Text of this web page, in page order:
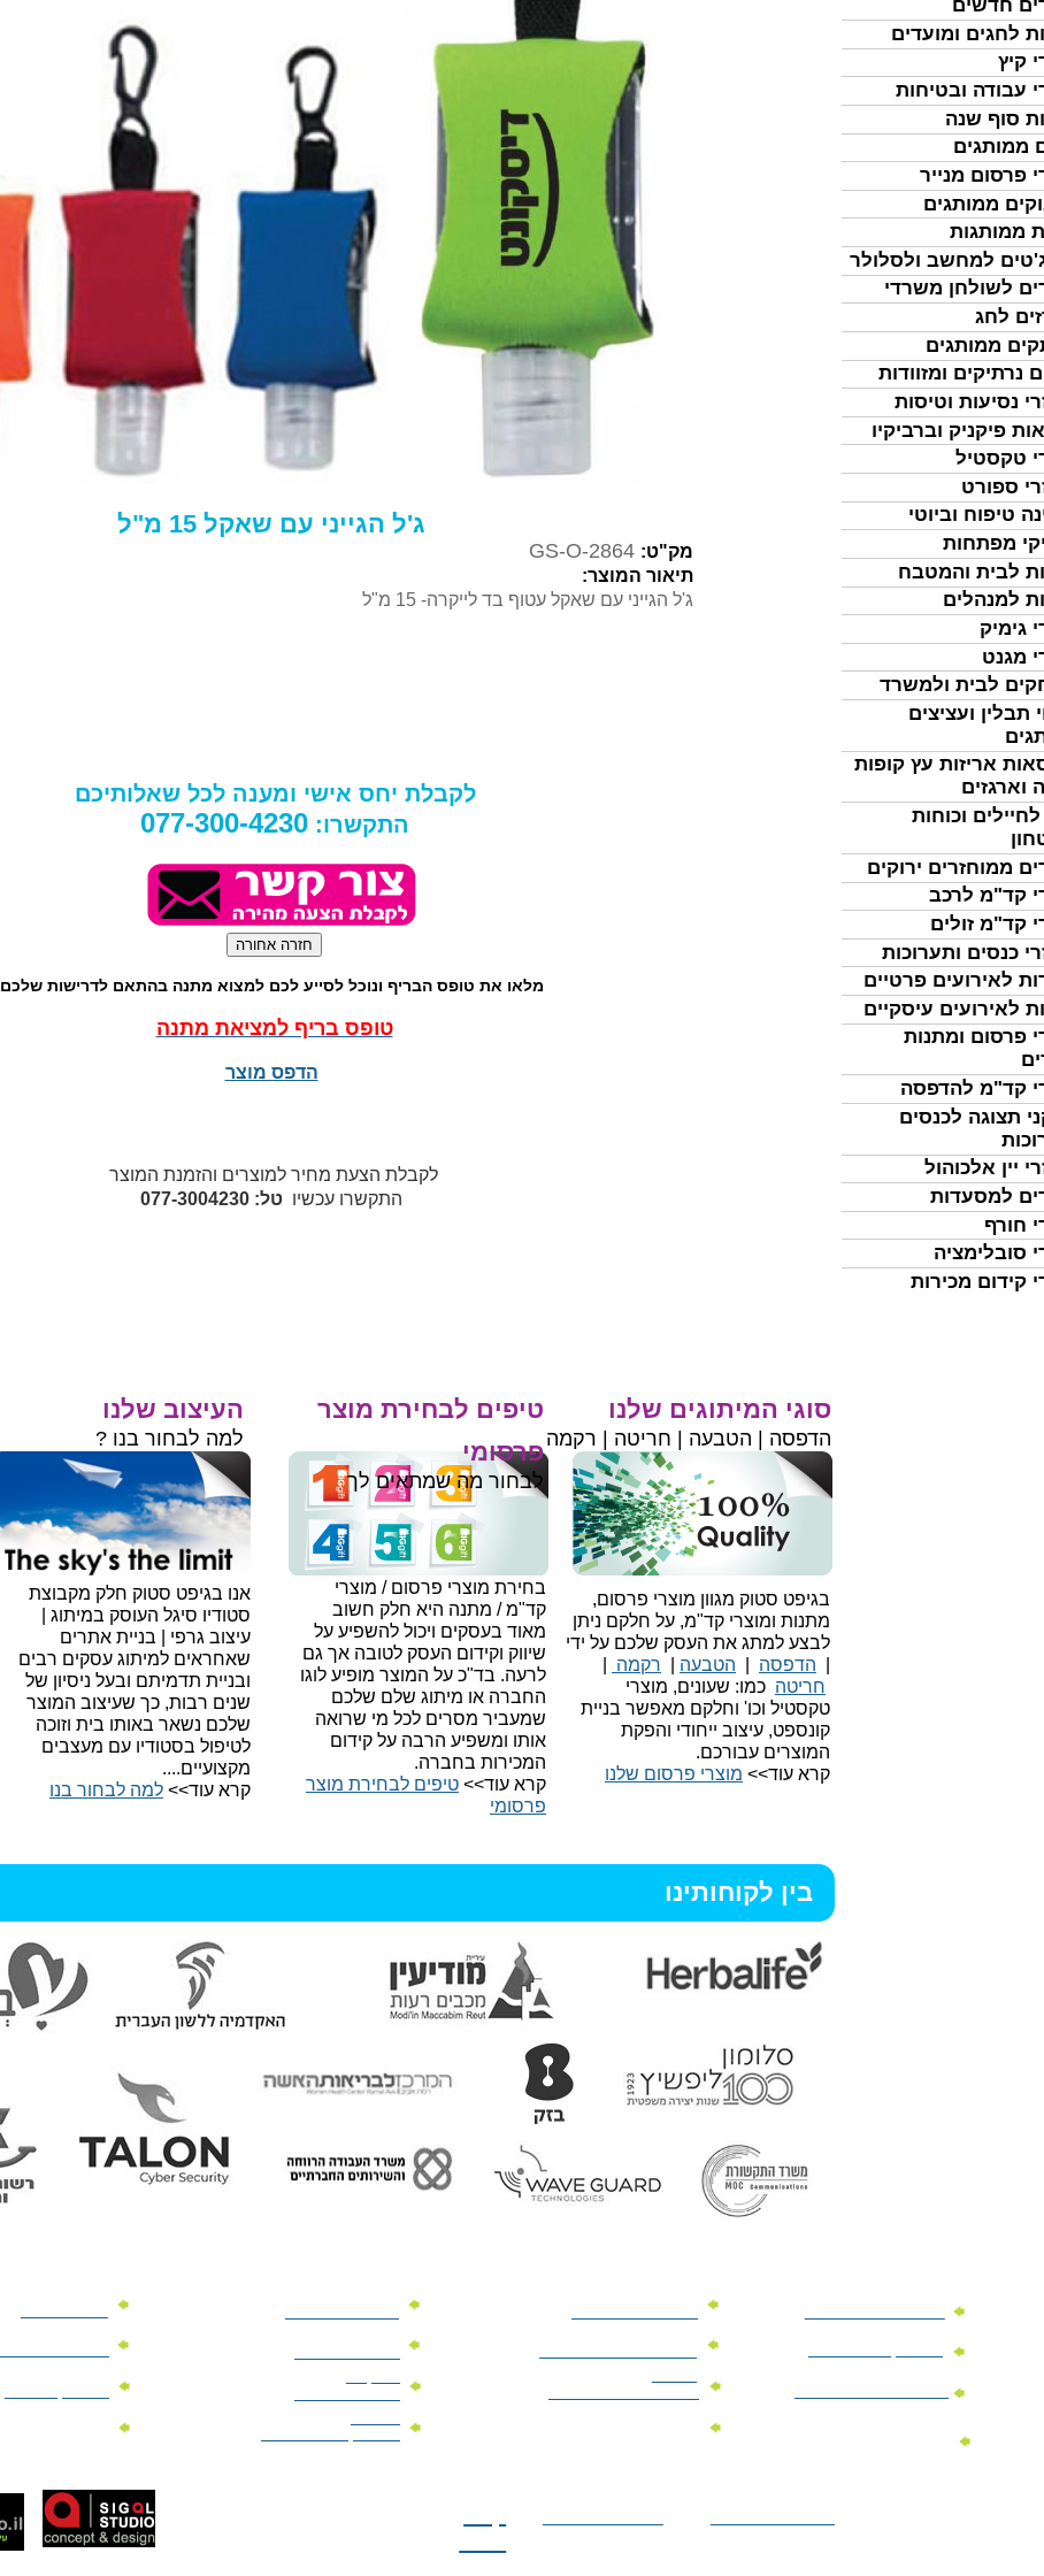
חדשים
לחגים ומועדים
קיץ
עבודה ובטיחות
סוף שנה
ממותגים
פרסום מנייר
ממותגים
ממותגות
למחשב ולסלולר
לשולחן משרדי
לחג
ממותגים
נרתיקים ומזוודות
נסיעות וטיסות
פיקניק וברביקיו
טקסטיל
ספורט
טיפוח וביוטי
מפתחות
לבית והמטבח
למנהלים
גימיק
מגנט
לבית ולמשרד
תבלין ועציצים
אריזות עץ קופות
וארגזים
לחיילים וכוחות
ממוחזרים ירוקים
קד"מ לרכב
קד"מ זולים
כנסים ותערוכות
לאירועים פרטיים
לאירועים עיסקיים
פרסום ומתנות
קד"מ להדפסה
תצוגה לכנסים
יין אלכוהול
למסעדות
חורף
סובלימציה
קידום מכירות
ג'ל הגייני עם שאקל 15 מ"ל
מק"ט: GS-O-2864
תיאור המוצר:
ג'ל הגייני עם שאקל עטוף בד לייקרה- 15 מ"ל
לקבלת יחס אישי ומענה לכל שאלותיכם
התקשרו: 077-300-4230
מלאו את טופס הבריף ונוכל לסייע לכם למצוא מתנה בהתאם לדרישות שלכם
טופס בריף למציאת מתנה
הדפס מוצר
לקבלת הצעת מחיר למוצרים והזמנת המוצר
התקשרו עכשיו טל: 077-3004230
אנו בגיפט סטוק חלק מקבוצת
סטודיו סיגל העוסק במיתוג |
עיצוב גרפי | בניית אתרים
שאחראים למיתוג עסקים רבים
ובניית תדמיתם ובעל ניסיון של
שנים רבות, כך שעיצוב המוצר
שלכם נשאר באותו בית וזוכה
לטיפול בסטודיו עם מעצבים
מקצועיים....
קרא עוד>> למה לבחור בנו​
בגיפט סטוק מגוון מוצרי פרסום,
מתנות ומוצרי קד"מ, על חלקם ניתן
לבצע למתג את העסק שלכם על ידי
הדפסה הטבעה רקמה
חריטה כמו: שעונים, מוצרי
טקסטיל וכו' וחלקם מאפשר בניית
קונספט, עיצוב ייחודי והפקת
המוצרים עבורכם.
קרא עוד>> מוצרי פרסום שלנו
בחירת מוצרי פרסום / מוצרי
קד"מ / מתנה היא חלק חשוב
מאוד בעסקים ויכול להשפיע על
שיווק וקידום העסק לטובה אך גם
לרעה. בד"כ על המוצר מופיע לוגו
החברה או מיתוג שלם שלכם
שמעביר מסרים לכל מי שרואה
אותו ומשפיע הרבה על קידום
המכירות בחברה.
קרא עוד>> טיפים לבחירת מוצר
פרסומי
טיפים לבחירת מוצר
פרסומי
לבחור מה שמתאים לך
העיצוב שלנו
למה לבחור בנו ?
סוגי המיתוגים שלנו
הדפסה | הטבעה | חריטה | רקמה
בין לקוחותינו